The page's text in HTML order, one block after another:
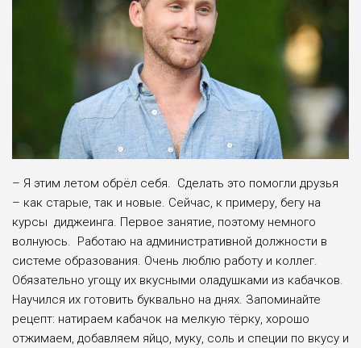
– Я этим летом обрёл себя. Сделать это помогли друзья
– как старые, так и новые. Сейчас, к примеру, бегу на
курсы диджеинга. Первое занятие, поэтому немного
волнуюсь. Работаю на административной должности в
системе образования. Очень люблю работу и коллег.
Обязательно угощу их вкусными оладушками из кабачков.
Научился их готовить буквально на днях. Запоминайте
рецепт: натираем кабачок на мелкую тёрку, хорошо
отжимаем, добавляем яйцо, муку, соль и специи по вкусу и